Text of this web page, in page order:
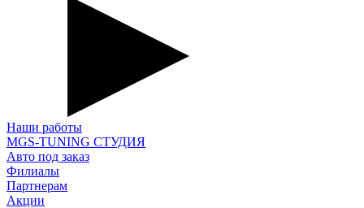
Наши работы
MGS-TUNING СТУДИЯ
Авто под заказ
Филиалы
Партнерам
Акции